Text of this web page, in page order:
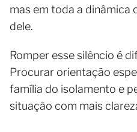
mas em toda a dinâmica
dele.
Romper esse silêncio é
Procurar orientação
família do isolamento e
situação com mais